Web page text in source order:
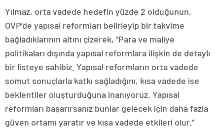
Yılmaz, orta vadede hedefin yüzde 2 olduğunun,
OVP’de yapısal reformları belirleyip bir takvime
bağladıklarının altını çizerek, “Para ve maliye
politikaları dışında yapısal reformlara ilişkin de detaylı
bir listeye sahibiz. Yapısal reformların orta vadede
somut sonuçlarla katkı sağladığını, kısa vadede ise
beklentiler oluşturduğuna inanıyoruz. Yapısal
reformları başarırsanız bunlar gelecek için daha fazla
güven ortamı yaratır ve kısa vadede etkileri olur.”